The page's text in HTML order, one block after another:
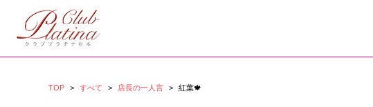
TOP > すべて > 店長の一人言 > 紅葉🍁